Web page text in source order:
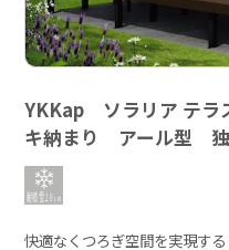
YKKap ソラリア テ
キ納まり アール型
快適なくつろぎ空間を実現する